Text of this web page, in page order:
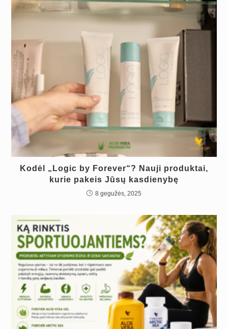
Kodėl „Logic by Forever“? Nauji produktai,
kurie pakeis Jūsų kasdienybę
8 gegužės, 2025